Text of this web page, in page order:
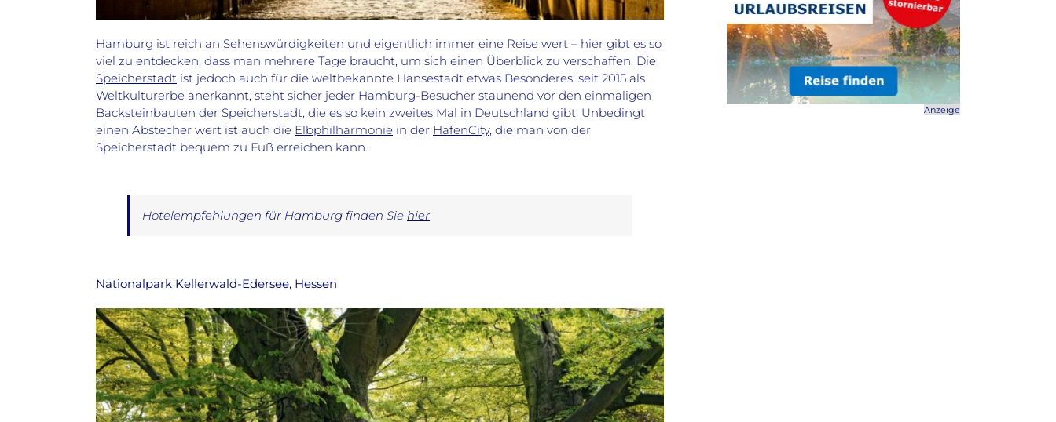
Hamburg ist reich an Sehenswürdigkeiten und eigentlich immer eine Reise wert – hier gibt es so
viel zu entdecken, dass man mehrere Tage braucht, um sich einen Überblick zu verschaffen. Die
Speicherstadt ist jedoch auch für die weltbekannte Hansestadt etwas Besonderes: seit 2015 als
Weltkulturerbe anerkannt, steht sicher jeder Hamburg-Besucher staunend vor den einmaligen
Backsteinbauten der Speicherstadt, die es so kein zweites Mal in Deutschland gibt. Unbedingt
einen Abstecher wert ist auch die Elbphilharmonie in der HafenCity, die man von der
Speicherstadt bequem zu Fuß erreichen kann.
Hotelempfehlungen für Hamburg finden Sie hier
Nationalpark Kellerwald-Edersee, Hessen
Anzeige